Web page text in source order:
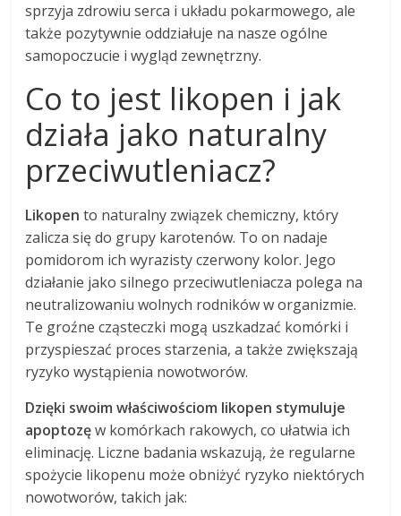
sprzyja zdrowiu serca i układu pokarmowego, ale
także pozytywnie oddziałuje na nasze ogólne
samopoczucie i wygląd zewnętrzny.
Co to jest likopen i jak
działa jako naturalny
przeciwutleniacz?
Likopen to naturalny związek chemiczny, który
zalicza się do grupy karotenów. To on nadaje
pomidorom ich wyrazisty czerwony kolor. Jego
działanie jako silnego przeciwutleniacza polega na
neutralizowaniu wolnych rodników w organizmie.
Te groźne cząsteczki mogą uszkadzać komórki i
przyspieszać proces starzenia, a także zwiększają
ryzyko wystąpienia nowotworów.
Dzięki swoim właściwościom likopen stymuluje
apoptozęw komórkach rakowych, co ułatwia ich
eliminację. Liczne badania wskazują, że regularne
spożycie likopenu może obniżyć ryzyko niektórych
nowotworów, takich jak: